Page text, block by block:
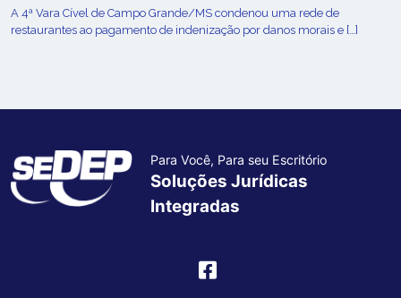
A 4ª Vara Cível de Campo Grande/MS condenou uma rede de
restaurantes ao pagamento de indenização por danos morais e […]
Para Você, Para seu Escritório
Soluções Jurídicas
Integradas